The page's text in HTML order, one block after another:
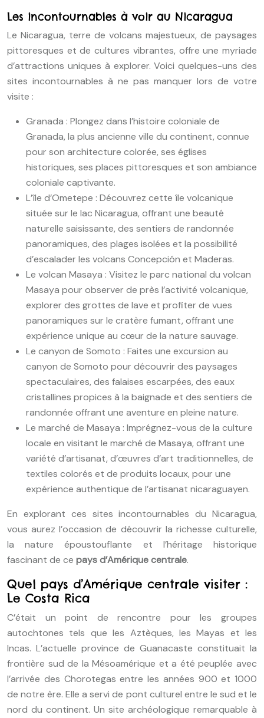
Les incontournables à voir au Nicaragua
Le Nicaragua, terre de volcans majestueux, de paysages
pittoresques et de cultures vibrantes, offre une myriade
d’attractions uniques à explorer. Voici quelques-uns des
sites incontournables à ne pas manquer lors de votre
visite :
Granada : Plongez dans l’histoire coloniale de
Granada, la plus ancienne ville du continent, connue
pour son architecture colorée, ses églises
historiques, ses places pittoresques et son ambiance
coloniale captivante.
L’île d’Ometepe : Découvrez cette île volcanique
située sur le lac Nicaragua, offrant une beauté
naturelle saisissante, des sentiers de randonnée
panoramiques, des plages isolées et la possibilité
d’escalader les volcans Concepción et Maderas.
Le volcan Masaya : Visitez le parc national du volcan
Masaya pour observer de près l’activité volcanique,
explorer des grottes de lave et profiter de vues
panoramiques sur le cratère fumant, offrant une
expérience unique au cœur de la nature sauvage.
Le canyon de Somoto : Faites une excursion au
canyon de Somoto pour découvrir des paysages
spectaculaires, des falaises escarpées, des eaux
cristallines propices à la baignade et des sentiers de
randonnée offrant une aventure en pleine nature.
Le marché de Masaya : Imprégnez-vous de la culture
locale en visitant le marché de Masaya, offrant une
variété d’artisanat, d’œuvres d’art traditionnelles, de
textiles colorés et de produits locaux, pour une
expérience authentique de l’artisanat nicaraguayen.
En explorant ces sites incontournables du Nicaragua,
vous aurez l’occasion de découvrir la richesse culturelle,
la nature époustouflante et l’héritage historique
fascinant de ce pays d’Amérique centrale.
Quel pays d’Amérique centrale visiter :
Le Costa Rica
C’était un point de rencontre pour les groupes
autochtones tels que les Aztèques, les Mayas et les
Incas. L’actuelle province de Guanacaste constituait la
frontière sud de la Mésoamérique et a été peuplée avec
l’arrivée des Chorotegas entre les années 900 et 1000
de notre ère. Elle a servi de pont culturel entre le sud et le
nord du continent. Un site archéologique remarquable à